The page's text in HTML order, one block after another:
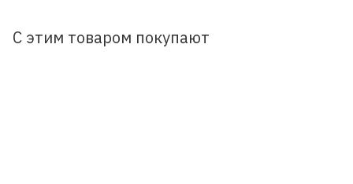
С этим товаром покупают